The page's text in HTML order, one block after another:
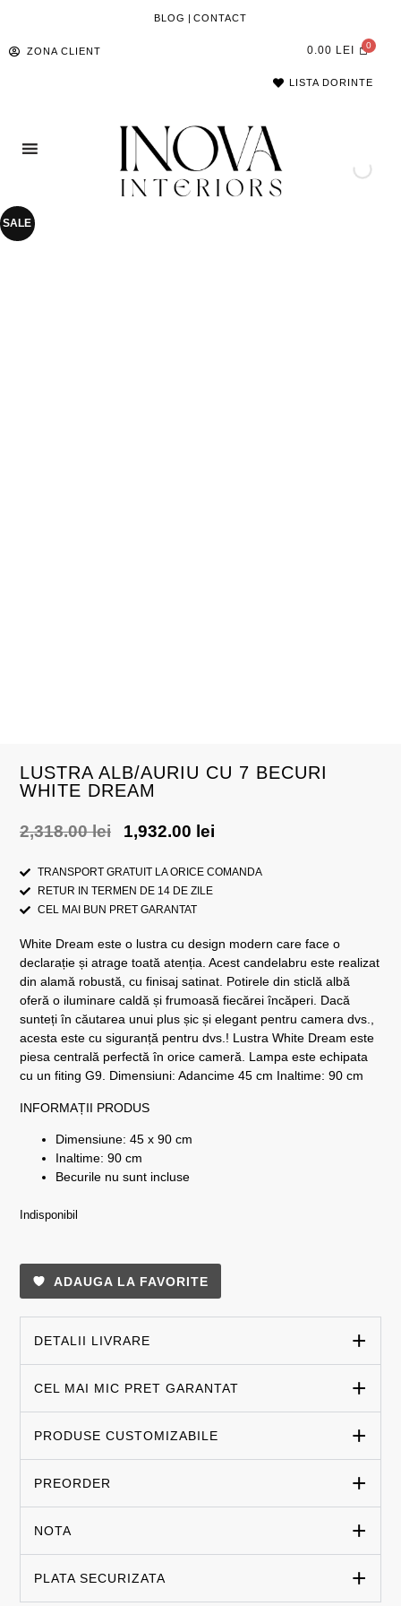
BLOG | CONTACT
ZONA CLIENT 0.00 LEI
LISTA DORINTE
SALE
LUSTRA ALB/AURIU CU 7 BECURI
WHITE DREAM
2,318.00lei 1,932.00 lei
TRANSPORT GRATUIT LA ORICE COMANDA
RETUR IN TERMEN DE 14 DE ZILE
CEL MAI BUN PRET GARANTAT
White Dream este o lustra cu design modern care face o
declarație și atrage toată atenția. Acest candelabru este realizat
din alamă robustă, cu finisaj satinat. Potirele din sticlă albă
oferă o iluminare caldă și frumoasă fiecărei încăperi. Dacă
sunteți în căutarea unui plus șic și elegant pentru camera dvs.,
acesta este cu siguranță pentru dvs.! Lustra White Dream este
piesa centrală perfectă în orice cameră. Lampa este echipata
cu un fiting G9. Dimensiuni: Adancime 45 cm Inaltime: 90 cm
INFORMAȚII PRODUS
Dimensiune: 45 x 90 cm
Inaltime: 90 cm
Becurile nu sunt incluse
Indisponibil
ADAUGA LA FAVORITE
DETALII LIVRARE
CEL MAI MIC PRET GARANTAT
PRODUSE CUSTOMIZABILE
PREORDER
NOTA
PLATA SECURIZATA